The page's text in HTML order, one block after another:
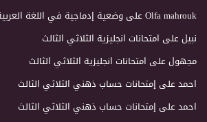
Olfa mahroukعلى وضعية إدماجية في اللغة
نبيلعلى امتحانات انجليزية الثلاثي الثالث
مجهولعلى امتحانات انجليزية الثلاثي الثالث
احمدعلى إمتحانات حساب ذهني الثلاثي الثالث
احمدعلى إمتحانات حساب ذهني الثلاثي الثالث